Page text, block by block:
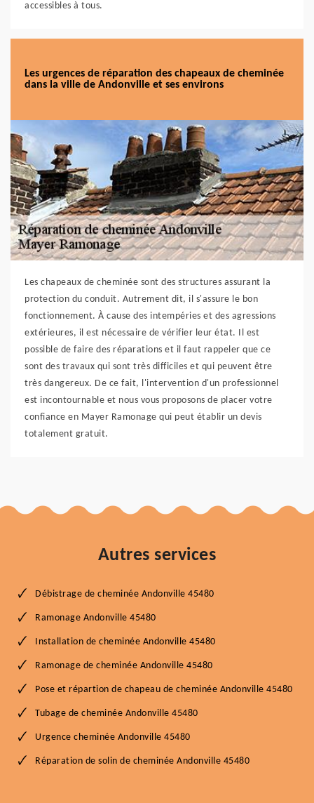
accessibles à tous.
Les urgences de réparation des chapeaux de cheminée
dans la ville de Andonville et ses environs
Les chapeaux de cheminée sont des structures assurant la
protection du conduit. Autrement dit, il s'assure le bon
fonctionnement. À cause des intempéries et des agressions
extérieures, il est nécessaire de vérifier leur état. Il est
possible de faire des réparations et il faut rappeler que ce
sont des travaux qui sont très difficiles et qui peuvent être
très dangereux. De ce fait, l'intervention d'un professionnel
est incontournable et nous vous proposons de placer votre
confiance en Mayer Ramonage qui peut établir un devis
totalement gratuit.
Autres services
Débistrage de cheminée Andonville 45480
Ramonage Andonville 45480
Installation de cheminée Andonville 45480
Ramonage de cheminée Andonville 45480
Pose et répartion de chapeau de cheminée Andonville 45480
Tubage de cheminée Andonville 45480
Urgence cheminée Andonville 45480
Réparation de solin de cheminée Andonville 45480